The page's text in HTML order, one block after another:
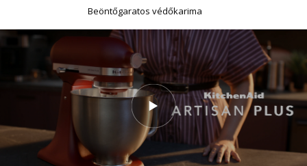
Beöntőgaratos védőkarima